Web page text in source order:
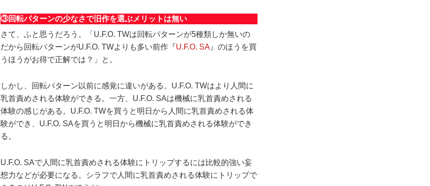
③回転パターンの少なさで旧作を選ぶメリットは無い
さて、ふと思うだろう。「U.F.O. TWは回転パターンが5種類しか無いの
だから回転パターンがU.F.O. TWよりも多い前作『U.F.O. SA 』のほうを買
うほうがお得で正解では？」と。
しかし、回転パターン以前に感覚に違いがある。U.F.O. TWはより人間に
乳首責めされる体験ができる。一方、U.F.O. SAは機械に乳首責めされる
体験の感じがある。U.F.O. TWを買うと明日から人間に乳首責めされる体
験ができ、U.F.O. SAを買うと明日から機械に乳首責めされる体験ができ
る。
U.F.O. SAで人間に乳首責めされる体験にトリップするには比較的強い妄
想力などが必要になる。シラフで人間に乳首責めされる体験にトリップで